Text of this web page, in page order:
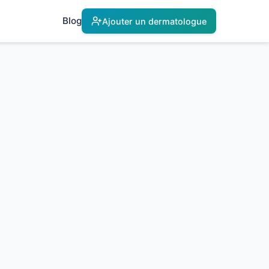
Blog Ajouter un dermatologue